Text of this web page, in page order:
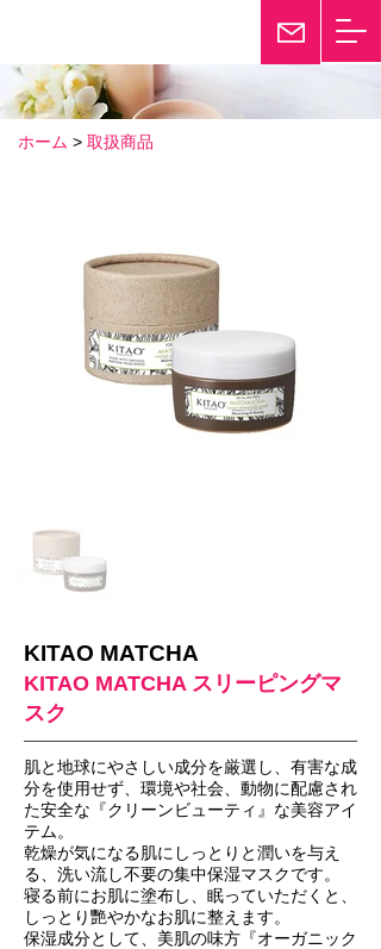
ホーム > 取扱商品
KITAO MATCHA
KITAO MATCHA スリーピングマ
スク
肌と地球にやさしい成分を厳選し、有害な成
分を使用せず、環境や社会、動物に配慮され
た安全な『クリーンビューティ』な美容アイ
テム。
乾燥が気になる肌にしっとりと潤いを与え
る、洗い流し不要の集中保湿マスクです。
寝る前にお肌に塗布し、眠っていただくと、
しっとり艷やかなお肌に整えます。
保湿成分として、美肌の味方『オーガニック